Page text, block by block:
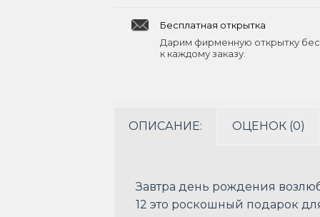
Бесплатная открытка
Дарим фирменную открытку
к каждому заказу.
ОПИСАНИЕ: ОЦЕНОК (0)
Завтра день рождения
12 это роскошный подарок